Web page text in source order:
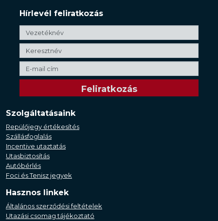
Hírlevél feliratkozás
Szolgáltatásaink
Repülőjegy értékesítés
Szállásfoglalás
Incentive utaztatás
Utasbiztosítás
Autóbérlés
Foci és Tenisz jegyek
Hasznos linkek
Általános szerződési feltételek
Utazási csomag tájékoztató